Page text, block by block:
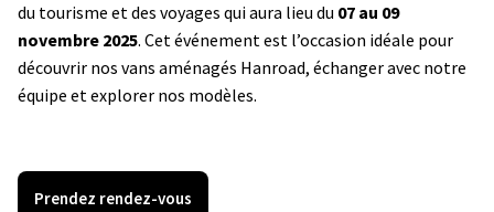
du tourisme et des voyages qui aura lieu du 07 au 09
novembre 2025. Cet événement est l’occasion idéale pour
découvrir nos vans aménagés Hanroad, échanger avec notre
équipe et explorer nos modèles.
Prendez rendez-vous